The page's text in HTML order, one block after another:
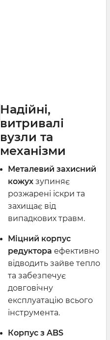
Надійні,
витривалі
вузли та
механізми
Металевий захисний
кожух зупиняє
розжарені іскри та
захищає від
випадкових травм.
Міцний корпус
редуктора ефективно
відводить зайве тепло
та забезпечує
довговічну
експлуатацію всього
інструмента.
Корпус з ABS